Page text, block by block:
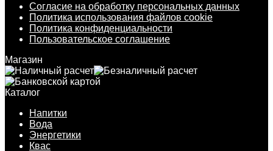
Согласие на обработку персональных данных
Политика использования файлов cookie
Политика конфиденциальности
Пользовательское соглашение
Магазин
Каталог
Напитки
Вода
Энергетики
Квас